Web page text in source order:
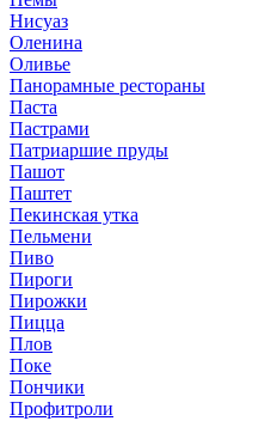
Нисуаз
Оленина
Оливье
Панорамные рестораны
Паста
Пастрами
Патриаршие пруды
Пашот
Паштет
Пекинская утка
Пельмени
Пиво
Пироги
Пирожки
Пицца
Плов
Поке
Пончики
Профитроли